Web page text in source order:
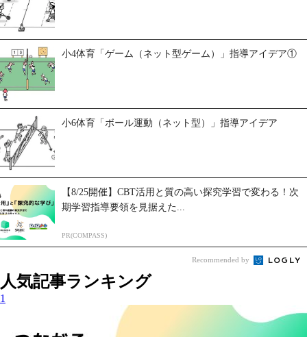
小4体育「ゲーム（ネット型ゲーム）」指導アイデア①
小6体育「ボール運動（ネット型）」指導アイデア
【8/25開催】CBT活用と質の高い探究学習で変わる！次
期学習指導要領を見据えた...
PR(COMPASS)
Recommended by
人気記事ランキング
1